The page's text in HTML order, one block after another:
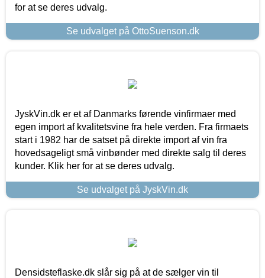
for at se deres udvalg.
Se udvalget på OttoSuenson.dk
JyskVin.dk er et af Danmarks førende vinfirmaer med
egen import af kvalitetsvine fra hele verden. Fra firmaets
start i 1982 har de satset på direkte import af vin fra
hovedsageligt små vinbønder med direkte salg til deres
kunder. Klik her for at se deres udvalg.
Se udvalget på JyskVin.dk
Densidsteflaske.dk slår sig på at de sælger vin til